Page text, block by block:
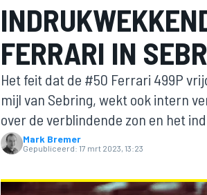
MOTOGP
FERRARI IN
Het feit dat de #50 Ferrari 499P
mijl van Sebring, wekt ook intern
over de verblindende zon en het
Mark Bremer
Gepubliceerd: 17 mrt 2023, 13:23